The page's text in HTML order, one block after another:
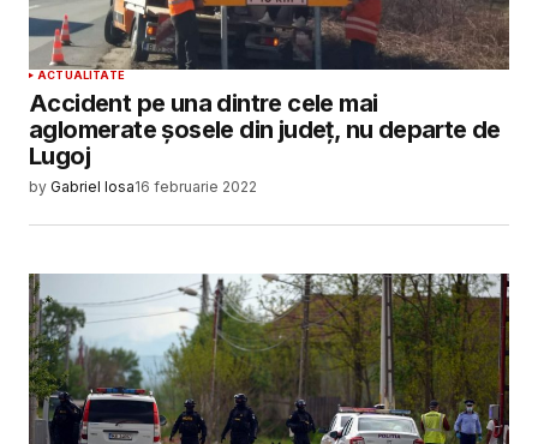
ACTUALITATE
Accident pe una dintre cele mai
aglomerate șosele din județ, nu departe de
Lugoj
by Gabriel Iosa16 februarie 2022